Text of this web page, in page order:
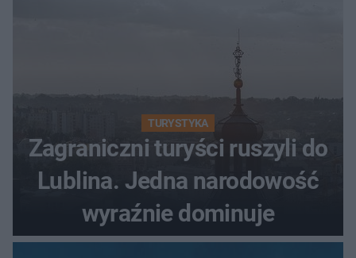
TURYSTYKA
Zagraniczni turyści ruszyli do
Lublina. Jedna narodowość
wyraźnie dominuje